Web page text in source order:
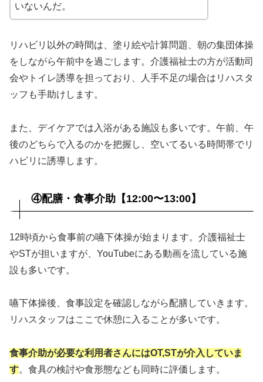
いないんだ。
リハビリ以外の時間は、塗り絵や計算問題、朝の集団体操
をしながら午前中を過ごします。介護福祉士の方が活動司
会やトイレ誘導を担っており、人手不足の場合はリハスタ
ッフも手助けします。
また、デイケアでは入浴がある施設も多いです。午前、午
後のどちらで入るのかを把握し、空いてるいる時間帯でリ
ハビリに誘導します。
④配膳・食事介助【12:00〜13:00】
12時頃から食事前の嚥下体操が始まります。介護福祉士
やSTが担いますが、YouTubeにある動画を流している施
設も多いです。
嚥下体操後、食事設定を確認しながら配膳していきます。
リハスタッフはここで休憩に入ることが多いです。
食事介助が必要な利用者さんにはOT,STが介入していま
す。食具の検討や食形態なども同時に評価します。